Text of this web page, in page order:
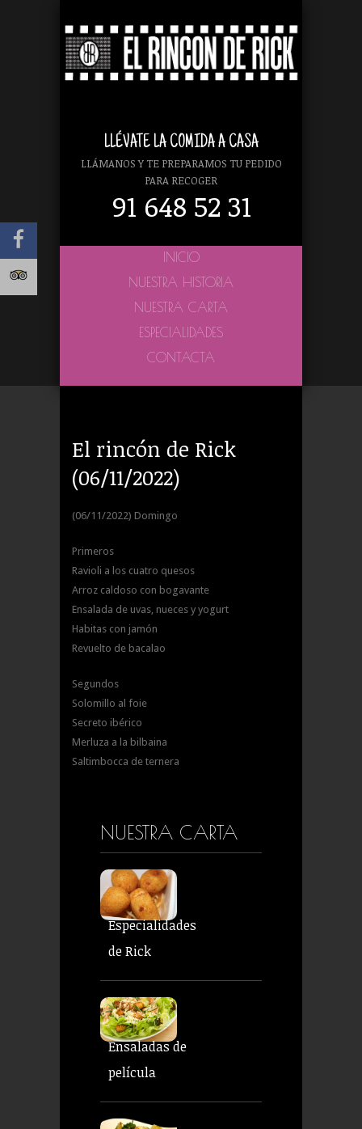
LLÉVATE LA COMIDA A CASA
LLÁMANOS Y TE PREPARAMOS TU PEDIDO
PARA RECOGER
91 648 52 31
INICIO
NUESTRA HISTORIA
NUESTRA CARTA
ESPECIALIDADES
CONTACTA
El rincón de Rick
(06/11/2022)
(06/11/2022) Domingo
Primeros
Ravioli a los cuatro quesos
Arroz caldoso con bogavante
Ensalada de uvas, nueces y yogurt
Habitas con jamón
Revuelto de bacalao
Segundos
Solomillo al foie
Secreto ibérico
Merluza a la bilbaina
Saltimbocca de ternera
NUESTRA CARTA
Especialidades
de Rick
Ensaladas de
película